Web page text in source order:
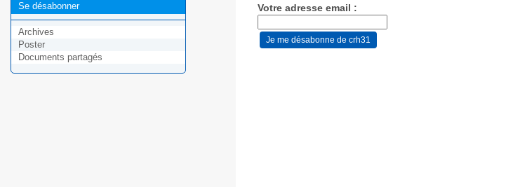
Se désabonner
Archives
Poster
Documents partagés
Votre adresse email :